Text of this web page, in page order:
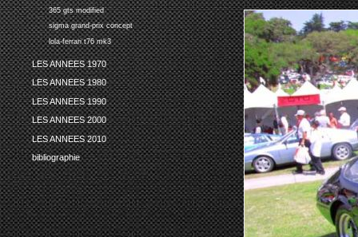
365 gts modified
sigma grand-prix concept
lola-ferrari t76 mk3
LES ANNEES 1970
LES ANNEES 1980
LES ANNEES 1990
LES ANNEES 2000
LES ANNEES 2010
bibliographie